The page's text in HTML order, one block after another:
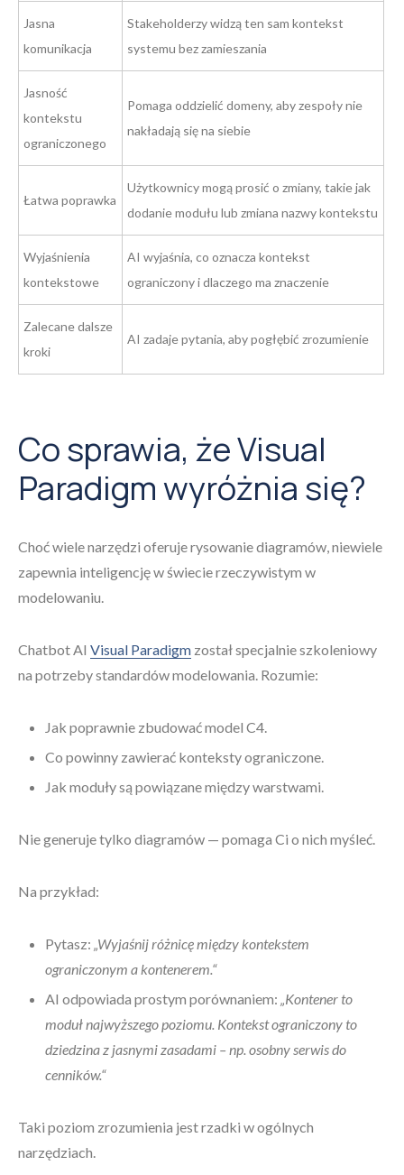
Jasna
komunikacja
Stakeholderzy widzą ten sam kontekst
systemu bez zamieszania
Jasność
kontekstu
ograniczonego
Pomaga oddzielić domeny, aby zespoły nie
nakładają się na siebie
Łatwa poprawka
Użytkownicy mogą prosić o zmiany, takie jak
dodanie modułu lub zmiana nazwy kontekstu
Wyjaśnienia
kontekstowe
AI wyjaśnia, co oznacza kontekst
ograniczony i dlaczego ma znaczenie
Zalecane dalsze
kroki
AI zadaje pytania, aby pogłębić zrozumienie
Co sprawia, że Visual
Paradigm wyróżnia się?
Choć wiele narzędzi oferuje rysowanie diagramów, niewiele
zapewnia inteligencję w świecie rzeczywistym w
modelowaniu.
Chatbot AI Visual Paradigm został specjalnie szkoleniowy
na potrzeby standardów modelowania. Rozumie:
Jak poprawnie zbudować model C4.
Co powinny zawierać konteksty ograniczone.
Jak moduły są powiązane między warstwami.
Nie generuje tylko diagramów — pomaga Ci o nich myśleć.
Na przykład:
Pytasz: „Wyjaśnij różnicę między kontekstem
ograniczonym a kontenerem.“
AI odpowiada prostym porównaniem: „Kontener to
moduł najwyższego poziomu. Kontekst ograniczony to
dziedzina z jasnymi zasadami – np. osobny serwis do
cenników.“
Taki poziom zrozumienia jest rzadki w ogólnych
narzędziach.